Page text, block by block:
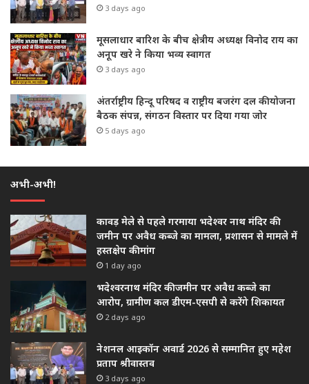
3 days ago
मूसलाधार बारिश के बीच क्षेत्रीय अध्यक्ष विनोद राय का
अनूप खरे ने किया भव्य स्वागत
3 days ago
अंतर्राष्ट्रीय हिन्दू परिषद व राष्ट्रीय बजरंग दल की योजना
बैठक संपन्न, संगठन विस्तार पर दिया गया जोर
5 days ago
अभी-अभी!
कावड़ मेले से पहले गरमाया भदेश्वर नाथ मंदिर की
जमीन पर अवैध कब्जे का मामला, प्रशासन से मामले में
हस्तक्षेप की मांग
1 day ago
भदेश्वरनाथ मंदिर की जमीन पर अवैध कब्जे का
आरोप, ग्रामीण कल डीएम-एसपी से करेंगे शिकायत
2 days ago
नेशनल आइकॉन अवार्ड 2026 से सम्मानित हुए महेश
प्रताप श्रीवास्तव
3 days ago